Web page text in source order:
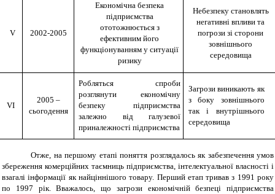
V 2002-2005
Економічна безпека
підприємства
ототожнюється з
ефективним його
функціонуванням у ситуації
ризику
Небезпеку становлять
негативні впливи та
погрози зі сторони
зовнішнього
середовища
VI
2005 –
сьогодення
Робляться спроби
розглянути економічну
безпеку підприємства
залежно від галузевої
приналежності підприємства
Загрози виникають як
з боку зовнішнього
так і внутрішнього
середовища
Отже, на першому етапі поняття розглядалось як забезпечення умов
збереження комерційних таємниць підприємства, інтелектуальної власності і
взагалі інформації як найціннішого товару. Перший етап тривав з 1991 року
по 1997 рік. Вважалось, що загрози економічній безпеці підприємства